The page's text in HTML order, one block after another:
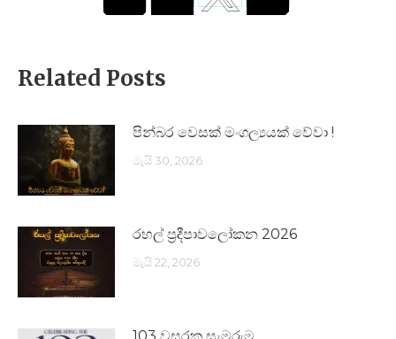
Related Posts
පින්බර වෙසක් මංගල්‍යයක් වේවා !
මැයි 30, 2026
රහල් ප්‍රදීපාවලෝකන 2026
මැයි 22, 2026